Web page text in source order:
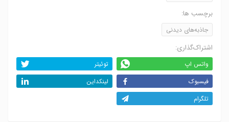
برچسب ها:
جاذبه‌های دیدنی
اشتراک‌گذاری:
واتس اپ
توئیتر
فیسبوک
لینکداین
تلگرام